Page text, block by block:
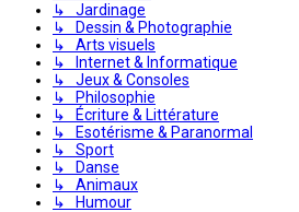
↳ Jardinage
↳ Dessin & Photographie
↳ Arts visuels
↳ Internet & Informatique
↳ Jeux & Consoles
↳ Philosophie
↳ Écriture & Littérature
↳ Esotérisme & Paranormal
↳ Sport
↳ Danse
↳ Animaux
↳ Humour